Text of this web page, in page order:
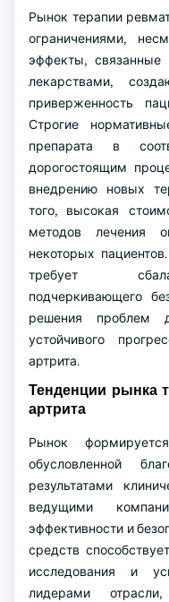
Рынок терапии
ограничениями,
эффекты,
лекарствами,
приверженность
Строгие
препарата в
дорогостоящим
внедрению новых
того, высокая
методов лечения
некоторых
требует
подчеркивающего
решения проблем
устойчивого
артрита.
Тенденции рынка
артрита
Рынок
обусловленной
результатами
ведущими
эффективности и
средств
исследования и
лидерами